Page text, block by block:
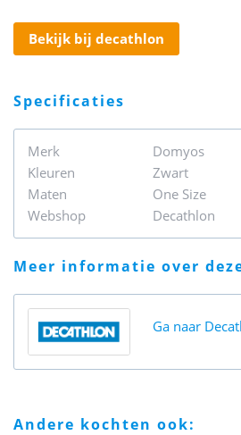
bekijk bij decathlon
specificaties
Merk
Domyos
Kleuren
Zwart
Maten
One Size
Webshop
Decathlon
meer informatie over
Ga naar
andere kochten ook: